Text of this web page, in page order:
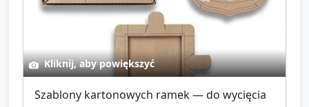
Kliknij, aby powiększyć
Szablony kartonowych ramek — do wycięcia